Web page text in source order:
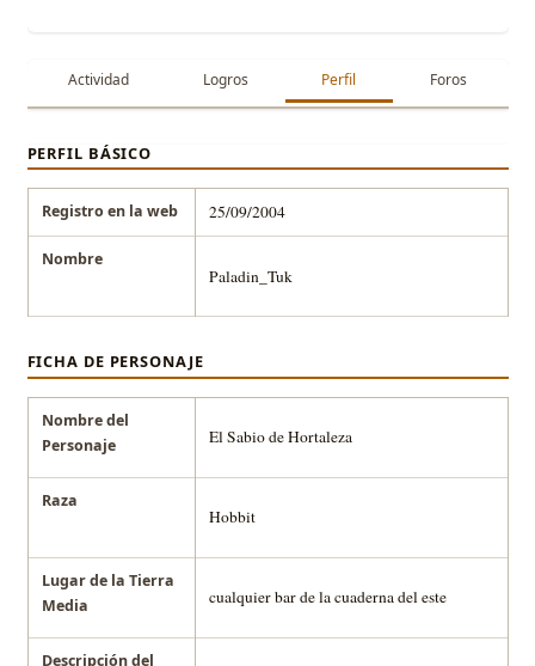
Actividad Logros Perfil Foros
PERFIL BÁSICO
Registro en la web 25/09/2004
Nombre
Paladin_Tuk
FICHA DE PERSONAJE
Nombre del
Personaje
El Sabio de Hortaleza
Raza
Hobbit
Lugar de la Tierra
Media
cualquier bar de la cuaderna del este
Descripción del